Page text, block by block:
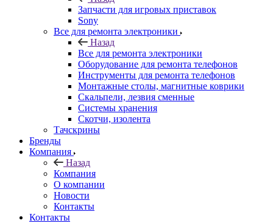
Запчасти для игровых приставок
Sony
Все для ремонта электроники
Назад
Все для ремонта электроники
Оборудование для ремонта телефонов
Инструменты для ремонта телефонов
Монтажные столы, магнитные коврики
Скальпели, лезвия сменные
Системы хранения
Скотчи, изолента
Тачскрины
Бренды
Компания
Назад
Компания
О компании
Новости
Контакты
Контакты